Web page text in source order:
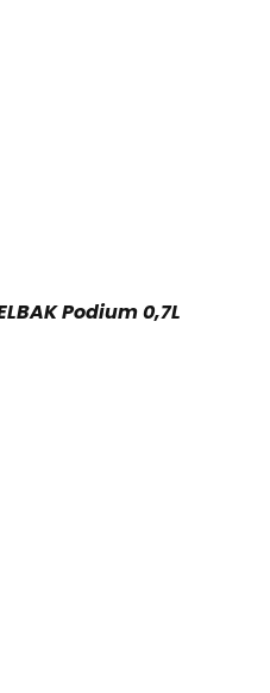
Podium 0,7L